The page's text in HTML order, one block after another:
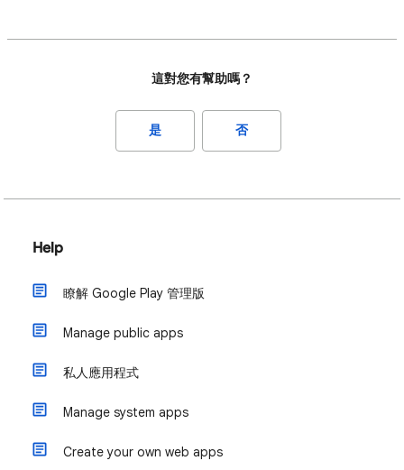
這對您有幫助嗎？
是 否
Help
瞭解 Google Play 管理版
Manage public apps
私人應用程式
Manage system apps
Create your own web apps